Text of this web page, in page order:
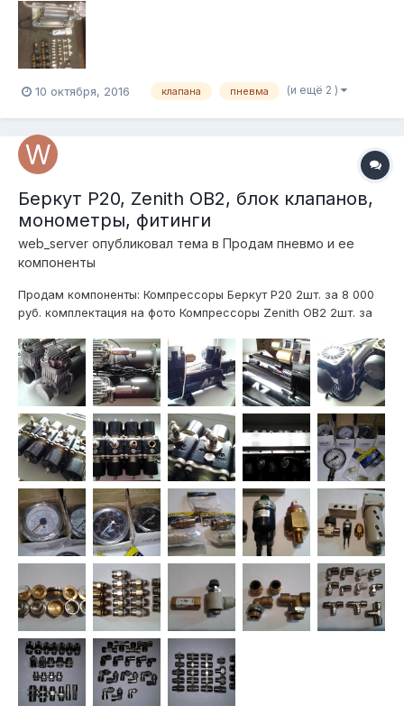
10 октября, 2016 клапана пневма (и ещё 2 )
Беркут Р20, Zenith OB2, блок клапанов,
монометры, фитинги
web_server опубликовал тема в Продам пневмо и ее
компоненты
Продам компоненты: Компрессоры Беркут Р20 2шт. за 8 000
руб. комплектация на фото Компрессоры Zenith OB2 2шт. за
комплектация на фото Монометры: Белые 1 двухстрелочный и
1 однострелочный новые Черные 2 шт. однострелочные 1...